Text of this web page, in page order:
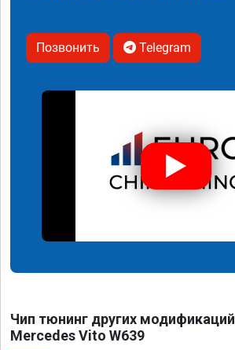
Позвонить Telegram
Чип тюнинг других модификаций
Mercedes Vito W639